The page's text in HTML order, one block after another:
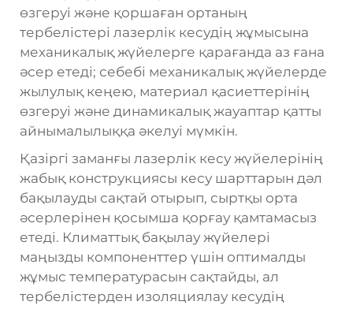
өзгеруі және қоршаған ортаның
тербелістері лазерлік кесудің жұмысына
механикалық жүйелерге қарағанда аз ғана
әсер етеді; себебі механикалық жүйелерде
жылулық кеңею, материал қасиеттерінің
өзгеруі және динамикалық жауаптар қатты
айнымалылыққа әкелуі мүмкін.
Қазіргі заманғы лазерлік кесу жүйелерінің
жабық конструкциясы кесу шарттарын дәл
бақылауды сақтай отырып, сыртқы орта
әсерлерінен қосымша қорғау қамтамасыз
етеді. Климаттық бақылау жүйелері
маңызды компоненттер үшін оптималды
жұмыс температурасын сақтайды, ал
тербелістерден изоляциялау кесудің